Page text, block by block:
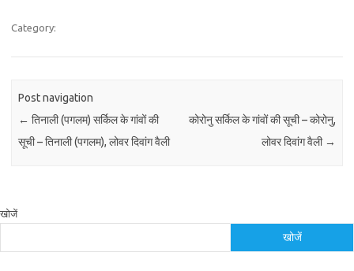
Category:
Post navigation
← तिनाली (पगलम) सर्किल के गांवों की
सूची – तिनाली (पगलम), लोवर दिवांग वैली
कोरोनु सर्किल के गांवों की सूची – कोरोनु,
लोवर दिवांग वैली →
खोजें
खोजें